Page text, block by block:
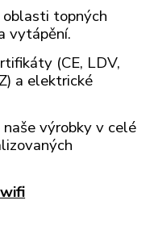
topných
vytápění.
(CE, LDV,
a elektrické
výrobky v celé